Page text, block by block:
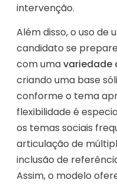
intervenção.
Além disso, o uso de
candidato se
com umavariedade
criando uma base
conforme o tema
flexibilidade é
os temas sociais
articulação de
inclusão de
Assim, o modelo